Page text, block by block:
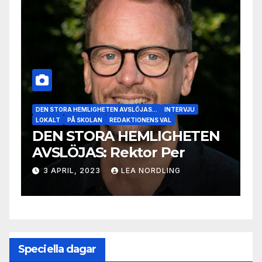
DEN STORA HEMLIGHETEN AVSLÖJAS...
LOKALT
PÅ SKOLAN
DEN STORA HEMLIGHETEN
AVSLÖJAS: Ghamar
27 MARS, 2023 LEA NORDLING
Speciella dagar